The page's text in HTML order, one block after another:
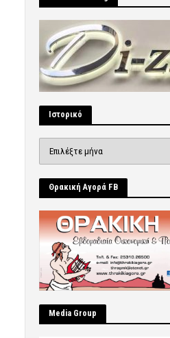
Ιστορικό
Θρακική Αγορά FB
Μedia Group